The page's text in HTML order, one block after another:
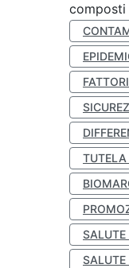
composti
SALUTE